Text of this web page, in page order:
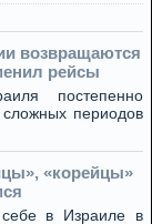
возвращаются
рейсы
постепенно
периодов
«корейцы»
себе в Израиле в